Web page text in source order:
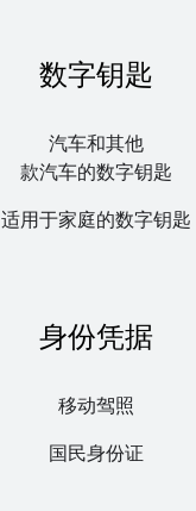
数字钥匙
汽车和其他
款汽车的数字钥匙
适用于家庭的数字钥匙
身份凭据
移动驾照
国民身份证